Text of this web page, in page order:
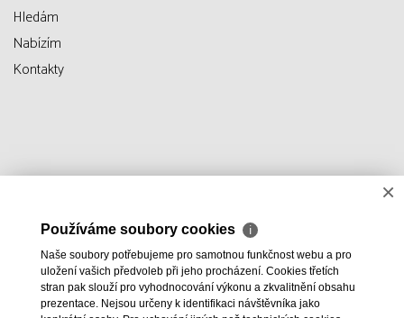
Hledám
Nabízím
Kontakty
×
Používáme soubory cookies ℹ
Naše soubory potřebujeme pro samotnou funkčnost webu a pro
uložení vašich předvoleb při jeho procházení. Cookies třetích
stran pak slouží pro vyhodnocování výkonu a zkvalitnění obsahu
prezentace. Nejsou určeny k identifikaci návštěvníka jako